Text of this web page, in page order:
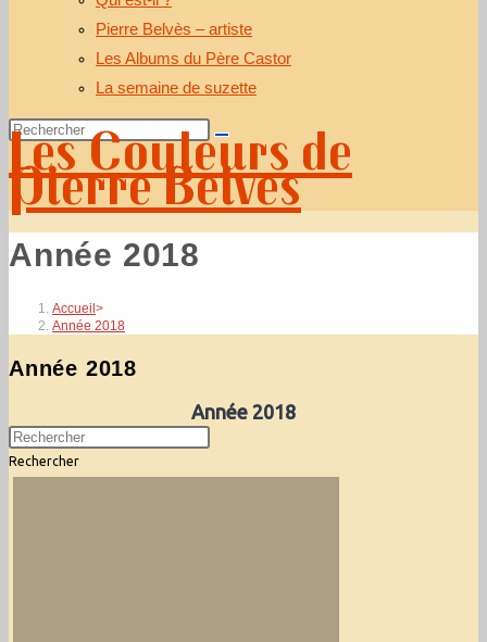
Pierre Belvès – artiste
Les Albums du Père Castor
La semaine de suzette
Les Couleurs de
Pierre Belves
Année 2018
Accueil >
Année 2018
Année 2018
Année 2018
Rechercher